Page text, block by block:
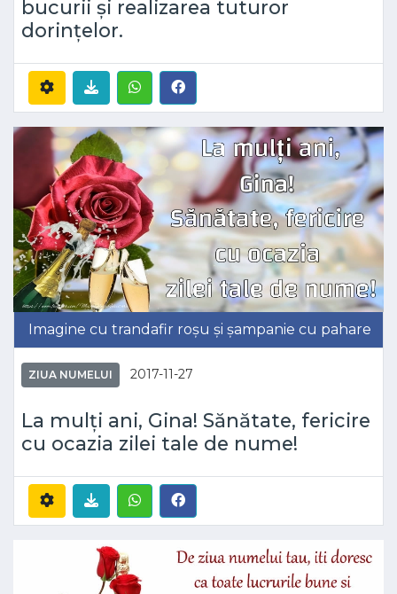
bucurii și realizarea tuturor
dorințelor.
Imagine cu trandafir roșu și șampanie cu pahare
ZIUA NUMELUI 2017-11-27
La mulți ani, Gina! Sănătate, fericire
cu ocazia zilei tale de nume!